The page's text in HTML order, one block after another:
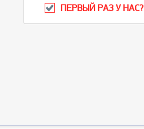
ПЕРВЫЙ РАЗ У НАС?